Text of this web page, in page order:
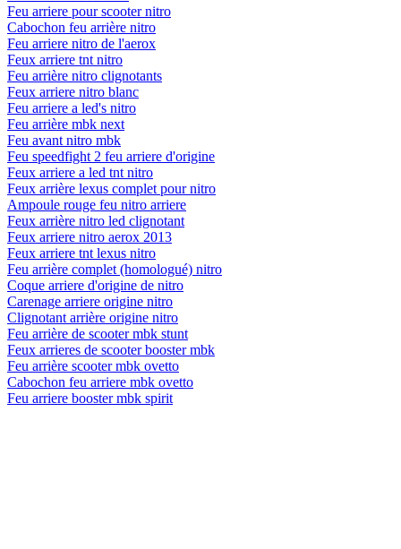
Feu arriere pour scooter nitro
Cabochon feu arrière nitro
Feu arriere nitro de l'aerox
Feux arriere tnt nitro
Feu arrière nitro clignotants
Feux arriere nitro blanc
Feu arriere a led's nitro
Feu arrière mbk next
Feu avant nitro mbk
Feu speedfight 2 feu arriere d'origine
Feux arriere a led tnt nitro
Feux arrière lexus complet pour nitro
Ampoule rouge feu nitro arriere
Feux arrière nitro led clignotant
Feux arriere nitro aerox 2013
Feux arriere tnt lexus nitro
Feu arrière complet (homologué) nitro
Coque arriere d'origine de nitro
Carenage arriere origine nitro
Clignotant arrière origine nitro
Feu arrière de scooter mbk stunt
Feux arrieres de scooter booster mbk
Feu arrière scooter mbk ovetto
Cabochon feu arriere mbk ovetto
Feu arriere booster mbk spirit